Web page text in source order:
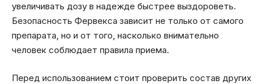
увеличивать дозу в надежде быстрее выздороветь.
Безопасность Фервекса зависит не только от самого
препарата, но и от того, насколько внимательно
человек соблюдает правила приема.
Перед использованием стоит проверить состав других